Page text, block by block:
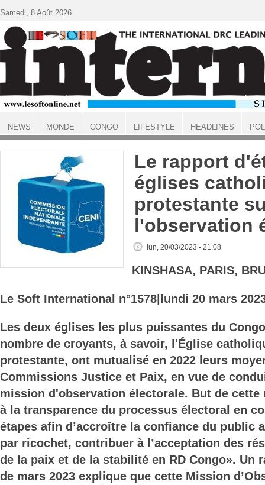
ACCUEIL
Le rapport
églises
protestante
l'observation
lun, 20/03/2023 - 21:08
KINSHASA, PARIS,
Le Soft International n°1578 |lundi 20 mars
Les deux églises les plus puissantes du
nombre de croyants, à savoir, l'Église
protestante, ont mutualisé en 2022 leurs
Commissions Justice et Paix, en vue de
mission d'observation électorale. But de
à la transparence du processus électoral en
étapes afin d’accroître la confiance du public
par ricochet, contribuer à l’acceptation des
de la paix et de la stabilité en RD Congo». Un
de mars 2023 explique que cette Mission
Samedi, 8 Août 2026
NEWS MONDE CONGO LIFESTYLE HEADLINES